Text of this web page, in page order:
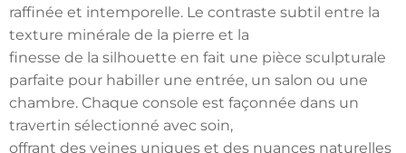
raffinée et intemporelle. Le contraste subtil entre la
texture minérale de la pierre et la
finesse de la silhouette en fait une pièce sculpturale
parfaite pour habiller une entrée, un salon ou une
chambre. Chaque console est façonnée dans un
travertin sélectionné avec soin,
offrant des veines uniques et des nuances naturelles